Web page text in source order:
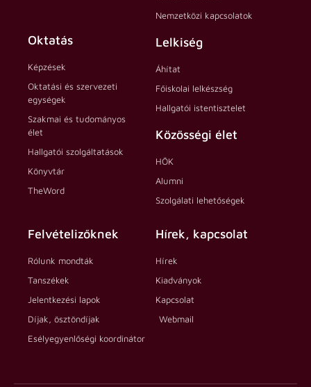
Nemzetközi kapcsolatok
Oktatás
Képzések
Oktatási és szervezeti
egységek
Szakmai és tudományos
élet
Hallgatói szolgáltatások
Könyvtár
TheWord
Lelkiség
Áhítat
Főiskolai lelkészség
Hallgatói istentisztelet
Közösségi élet
HÖK
Alumni
Szolgálati lehetőségek
Felvételizőknek
Rólunk mondták
Tanszékek
Jelentkezési lapok
Díjak, ösztöndíjak
Esélyegyenlőségi koordinátor
Hírek, kapcsolat
Hírek
Kiadványok
Kapcsolat
Webmail